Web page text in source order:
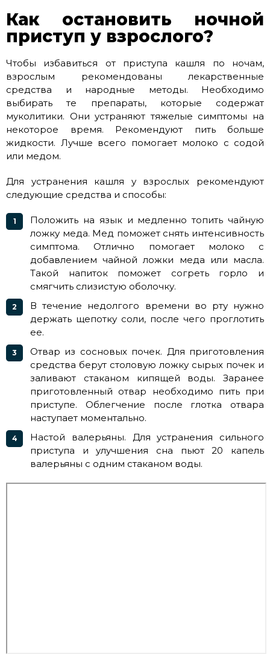
Как остановить ночной
приступ у взрослого?
Чтобы избавиться от приступа кашля по ночам,
взрослым рекомендованы лекарственные
средства и народные методы. Необходимо
выбирать те препараты, которые содержат
муколитики. Они устраняют тяжелые симптомы на
некоторое время. Рекомендуют пить больше
жидкости. Лучше всего помогает молоко с содой
или медом.
Для устранения кашля у взрослых рекомендуют
следующие средства и способы:
Положить на язык и медленно топить чайную
ложку меда. Мед поможет снять интенсивность
симптома. Отлично помогает молоко с
добавлением чайной ложки меда или масла.
Такой напиток поможет согреть горло и
смягчить слизистую оболочку.
В течение недолгого времени во рту нужно
держать щепотку соли, после чего проглотить
ее.
Отвар из сосновых почек. Для приготовления
средства берут столовую ложку сырых почек и
заливают стаканом кипящей воды. Заранее
приготовленный отвар необходимо пить при
приступе. Облегчение после глотка отвара
наступает моментально.
Настой валерьяны. Для устранения сильного
приступа и улучшения сна пьют 20 капель
валерьяны с одним стаканом воды.